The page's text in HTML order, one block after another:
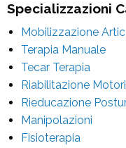
Specializzazioni
Mobilizzazione
Terapia Manuale
Tecar Terapia
Riabilitazione
Rieducazione
Manipolazioni
Fisioterapia